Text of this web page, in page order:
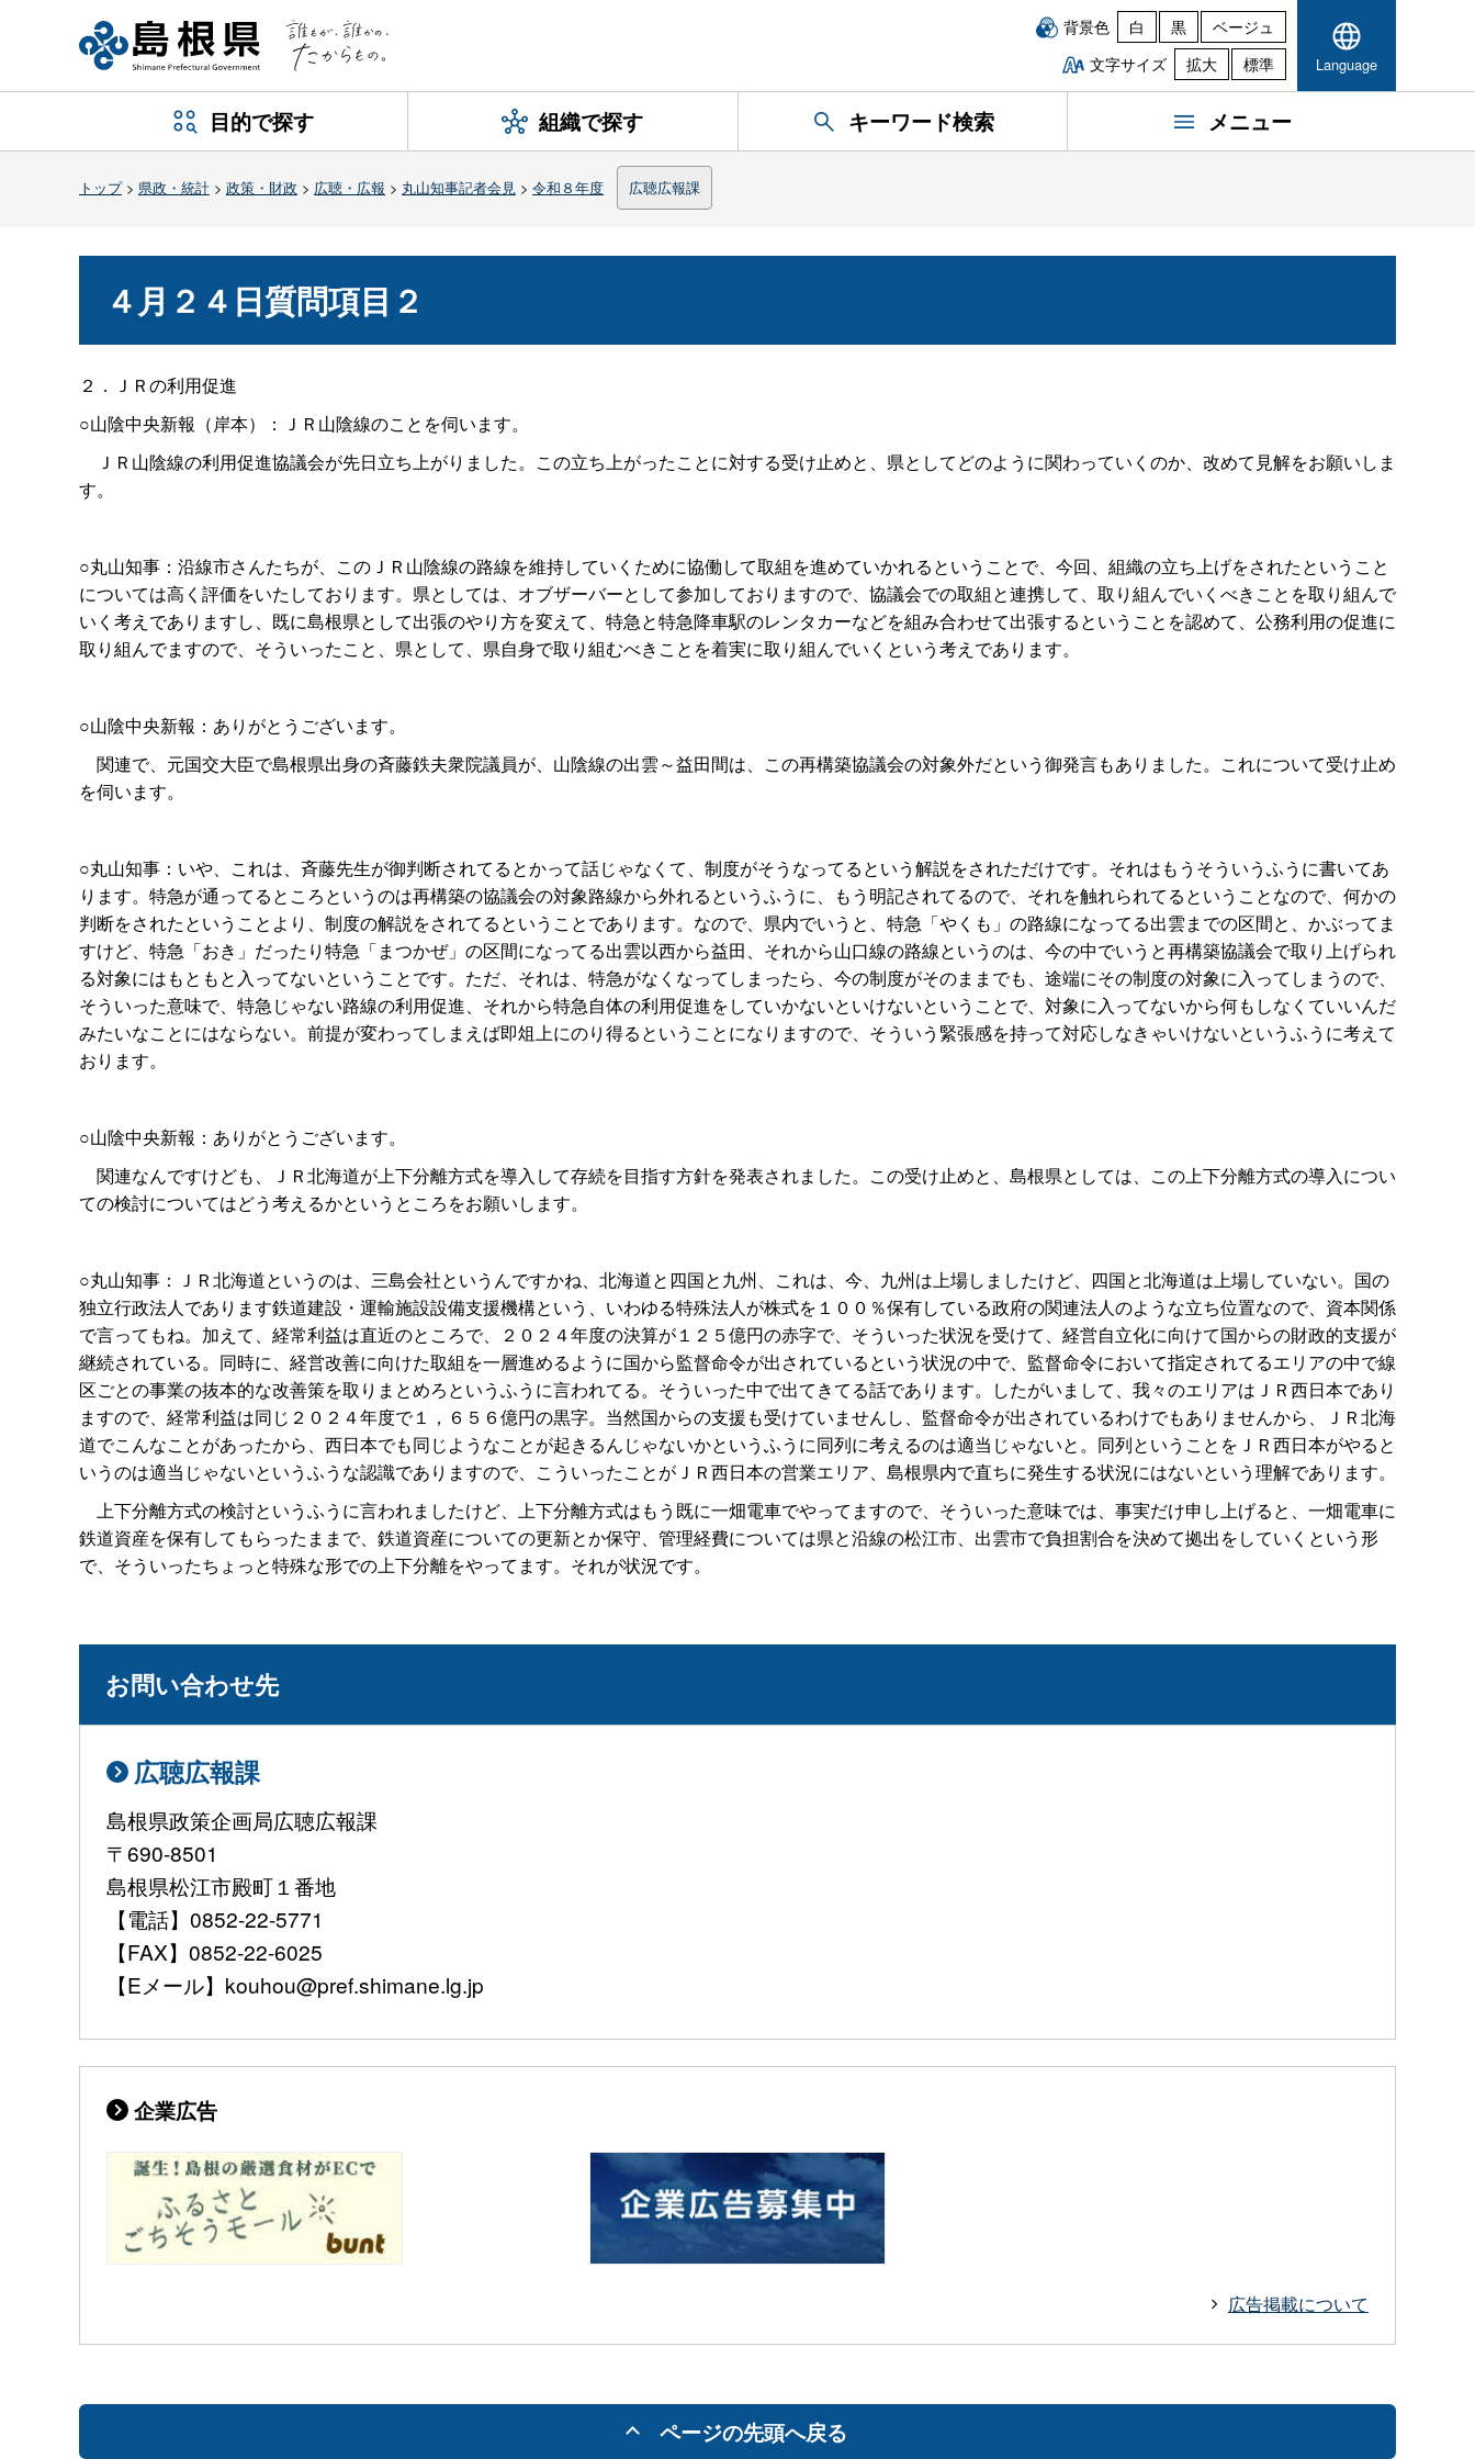
背景色 白 黒
ベージュ
文字サイズ
拡大 標準 Language
目的で探す 組織で探す キーワード検索 メニュー
トップ> 県政・統計 > 政策・財政 > 広聴・広報 > 丸山知事記者会見 > 令和８年度 広聴広報課
４月２４日質問項目２
２．ＪＲの利用促進
○山陰中央新報（岸本）：ＪＲ山陰線のことを伺います。
ＪＲ山陰線の利用促進協議会が先日立ち上がりました。この立ち上がったことに対する受け止めと、県としてどのように関わっていくのか、改めて見解をお願いしま
す。
○丸山知事：沿線市さんたちが、このＪＲ山陰線の路線を維持していくために協働して取組を進めていかれるということで、今回、組織の立ち上げをされたということ
については高く評価をいたしております。県としては、オブザーバーとして参加しておりますので、協議会での取組と連携して、取り組んでいくべきことを取り組んで
いく考えでありますし、既に島根県として出張のやり方を変えて、特急と特急降車駅のレンタカーなどを組み合わせて出張するということを認めて、公務利用の促進に
取り組んでますので、そういったこと、県として、県自身で取り組むべきことを着実に取り組んでいくという考えであります。
○山陰中央新報：ありがとうございます。
関連で、元国交大臣で島根県出身の斉藤鉄夫衆院議員が、山陰線の出雲～益田間は、この再構築協議会の対象外だという御発言もありました。これについて受け止め
を伺います。
○丸山知事：いや、これは、斉藤先生が御判断されてるとかって話じゃなくて、制度がそうなってるという解説をされただけです。それはもうそういうふうに書いてあ
ります。特急が通ってるところというのは再構築の協議会の対象路線から外れるというふうに、もう明記されてるので、それを触れられてるということなので、何かの
判断をされたということより、制度の解説をされてるということであります。なので、県内でいうと、特急「やくも」の路線になってる出雲までの区間と、かぶってま
すけど、特急「おき」だったり特急「まつかぜ」の区間になってる出雲以西から益田、それから山口線の路線というのは、今の中でいうと再構築協議会で取り上げられ
る対象にはもともと入ってないということです。ただ、それは、特急がなくなってしまったら、今の制度がそのままでも、途端にその制度の対象に入ってしまうので、
そういった意味で、特急じゃない路線の利用促進、それから特急自体の利用促進をしていかないといけないということで、対象に入ってないから何もしなくていいんだ
みたいなことにはならない。前提が変わってしまえば即俎上にのり得るということになりますので、そういう緊張感を持って対応しなきゃいけないというふうに考えて
おります。
○山陰中央新報：ありがとうございます。
関連なんですけども、ＪＲ北海道が上下分離方式を導入して存続を目指す方針を発表されました。この受け止めと、島根県としては、この上下分離方式の導入につい
ての検討についてはどう考えるかというところをお願いします。
○丸山知事：ＪＲ北海道というのは、三島会社というんですかね、北海道と四国と九州、これは、今、九州は上場しましたけど、四国と北海道は上場していない。国の
独立行政法人であります鉄道建設・運輸施設設備支援機構という、いわゆる特殊法人が株式を１００％保有している政府の関連法人のような立ち位置なので、資本関係
で言ってもね。加えて、経常利益は直近のところで、２０２４年度の決算が１２５億円の赤字で、そういった状況を受けて、経営自立化に向けて国からの財政的支援が
継続されている。同時に、経営改善に向けた取組を一層進めるように国から監督命令が出されているという状況の中で、監督命令において指定されてるエリアの中で線
区ごとの事業の抜本的な改善策を取りまとめろというふうに言われてる。そういった中で出てきてる話であります。したがいまして、我々のエリアはＪＲ西日本であり
ますので、経常利益は同じ２０２４年度で１，６５６億円の黒字。当然国からの支援も受けていませんし、監督命令が出されているわけでもありませんから、ＪＲ北海
道でこんなことがあったから、西日本でも同じようなことが起きるんじゃないかというふうに同列に考えるのは適当じゃないと。同列ということをＪＲ西日本がやると
いうのは適当じゃないというふうな認識でありますので、こういったことがＪＲ西日本の営業エリア、島根県内で直ちに発生する状況にはないという理解であります。
上下分離方式の検討というふうに言われましたけど、上下分離方式はもう既に一畑電車でやってますので、そういった意味では、事実だけ申し上げると、一畑電車に
鉄道資産を保有してもらったままで、鉄道資産についての更新とか保守、管理経費については県と沿線の松江市、出雲市で負担割合を決めて拠出をしていくという形
で、そういったちょっと特殊な形での上下分離をやってます。それが状況です。
お問い合わせ先
広聴広報課
島根県政策企画局広聴広報課
〒690-8501
島根県松江市殿町１番地
【電話】0852-22-5771
【FAX】0852-22-6025
【Eメール】kouhou@pref.shimane.lg.jp
企業広告
広告掲載について
ページの先頭へ戻る